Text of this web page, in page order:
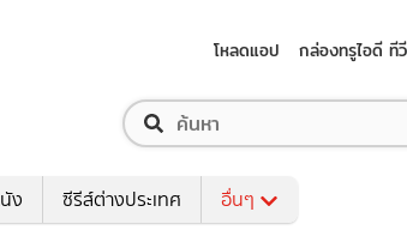
โหลดแอป กล่องทรูไอดี ทีวี
ง ซีรีส์ต่างประเทศ อื่นๆ